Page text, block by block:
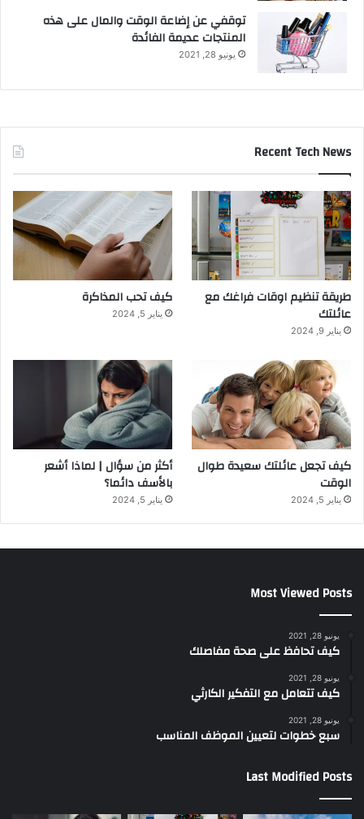
توقفي عن إضاعة الوقت والمال على هذه
المنتجات عديمة الفائدة
يونيو 28, 2021
Recent Tech News
طريقة تنظيم اوقات فراغك مع
عائلتك
يناير 9, 2024
كيف تحب المذاكرة
يناير 5, 2024
كيف تجعل عائلتك سعيدة طوال
الوقت
يناير 5, 2024
أكثر من سؤال | لماذا أشعر
بالأسف دائما؟
يناير 5, 2024
Most Viewed Posts
يونيو 28, 2021
كيف تحافظ على صحة مفاصلك
يونيو 28, 2021
كيف تتعامل مع التفكير الكارثي
يونيو 28, 2021
سبع خطوات لتعيين الموظف المناسب
Last Modified Posts